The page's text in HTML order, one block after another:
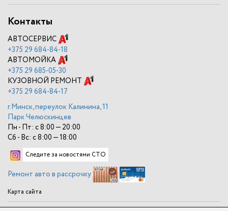
Контакты
АВТОСЕРВИС
+375 29 684-84-18
АВТОМОЙКА
+375 29 685-05-30
КУЗОВНОЙ РЕМОНТ
+375 29 684-84-17
г.Минск, переулок Калинина, 11
Парк Челюскинцев
Пн - Пт: с 8:00 — 20:00
Сб - Вс: с 8:00 — 18:00
Следите за новостями СТО
Ремонт авто в рассрочку
Карта сайта